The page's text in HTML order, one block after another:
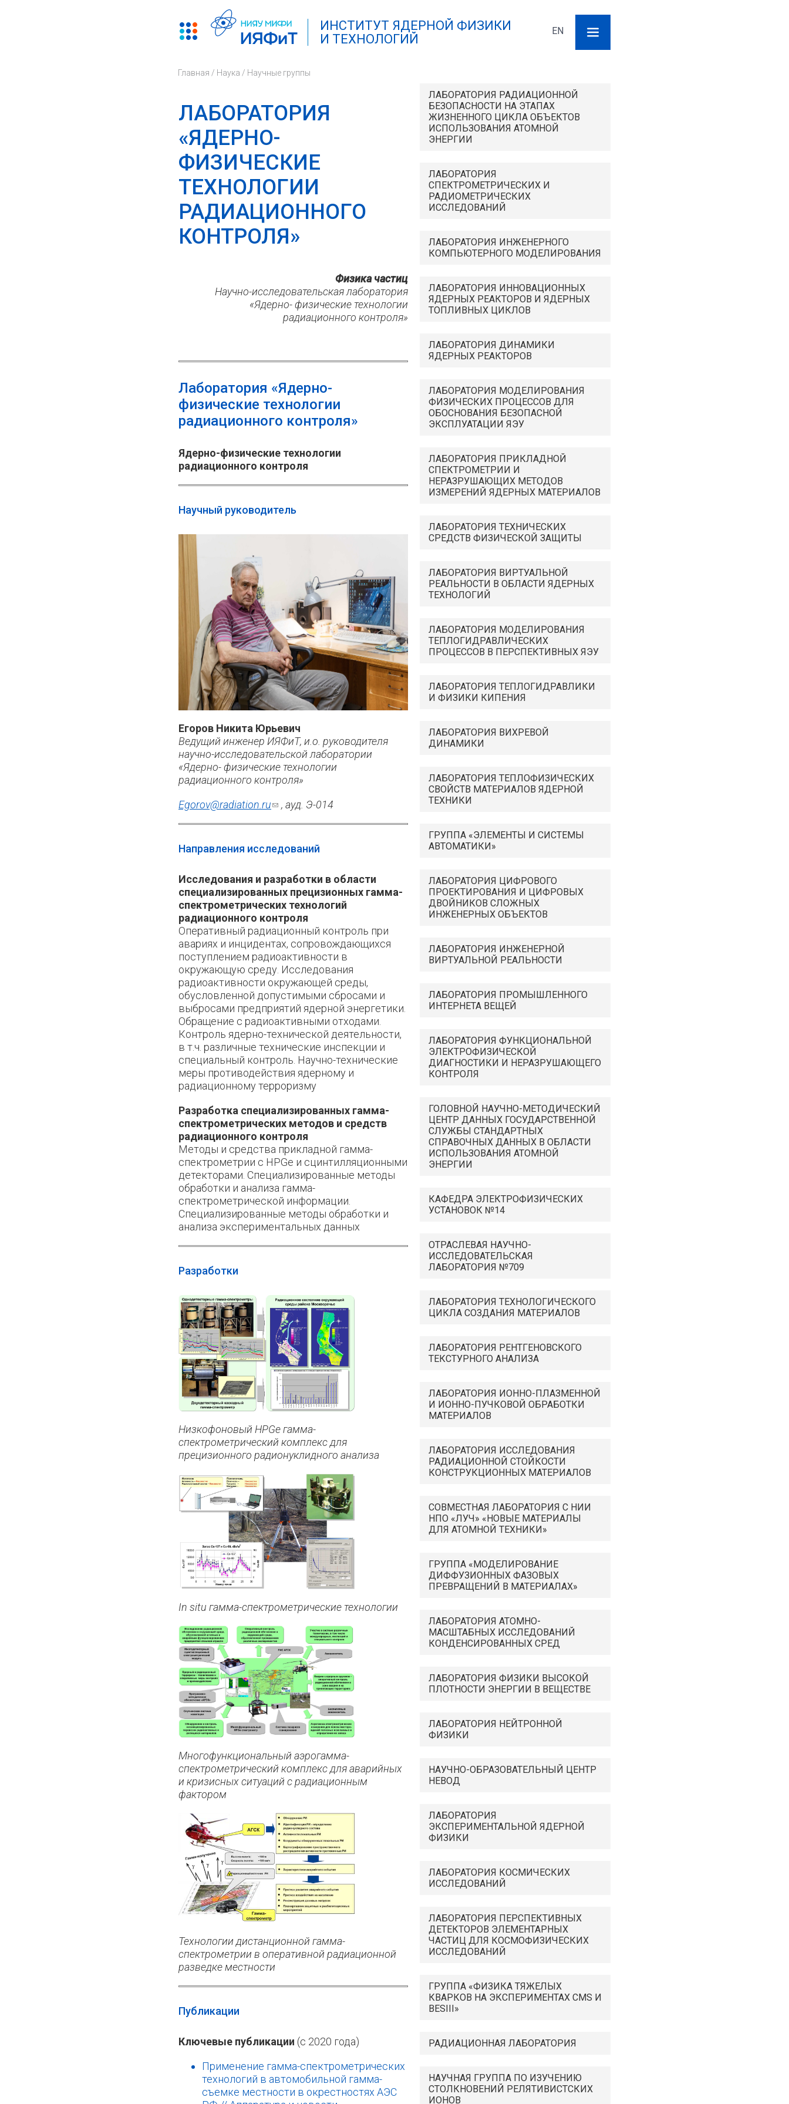
ИНСТИТУТ ЯДЕРНОЙ ФИЗИКИ
И ТЕХНОЛОГИЙ
EN
Главная / Наука / Научные группы
ЛАБОРАТОРИЯ РАДИАЦИОННОЙ
БЕЗОПАСНОСТИ НА ЭТАПАХ
ЖИЗНЕННОГО ЦИКЛА ОБЪЕКТОВ
ИСПОЛЬЗОВАНИЯ АТОМНОЙ
ЭНЕРГИИ
ЛАБОРАТОРИЯ
СПЕКТРОМЕТРИЧЕСКИХ И
РАДИОМЕТРИЧЕСКИХ
ИССЛЕДОВАНИЙ
ЛАБОРАТОРИЯ ИНЖЕНЕРНОГО
КОМПЬЮТЕРНОГО МОДЕЛИРОВАНИЯ
ЛАБОРАТОРИЯ ИННОВАЦИОННЫХ
ЯДЕРНЫХ РЕАКТОРОВ И ЯДЕРНЫХ
ТОПЛИВНЫХ ЦИКЛОВ
ЛАБОРАТОРИЯ ДИНАМИКИ
ЯДЕРНЫХ РЕАКТОРОВ
ЛАБОРАТОРИЯ МОДЕЛИРОВАНИЯ
ФИЗИЧЕСКИХ ПРОЦЕССОВ ДЛЯ
ОБОСНОВАНИЯ БЕЗОПАСНОЙ
ЭКСПЛУАТАЦИИ ЯЭУ
ЛАБОРАТОРИЯ ПРИКЛАДНОЙ
СПЕКТРОМЕТРИИ И
НЕРАЗРУШАЮЩИХ МЕТОДОВ
ИЗМЕРЕНИЙ ЯДЕРНЫХ МАТЕРИАЛОВ
ЛАБОРАТОРИЯ ТЕХНИЧЕСКИХ
СРЕДСТВ ФИЗИЧЕСКОЙ ЗАЩИТЫ
ЛАБОРАТОРИЯ ВИРТУАЛЬНОЙ
РЕАЛЬНОСТИ В ОБЛАСТИ ЯДЕРНЫХ
ТЕХНОЛОГИЙ
ЛАБОРАТОРИЯ МОДЕЛИРОВАНИЯ
ТЕПЛОГИДРАВЛИЧЕСКИХ
ПРОЦЕССОВ В ПЕРСПЕКТИВНЫХ ЯЭУ
ЛАБОРАТОРИЯ ТЕПЛОГИДРАВЛИКИ
И ФИЗИКИ КИПЕНИЯ
ЛАБОРАТОРИЯ ВИХРЕВОЙ
ДИНАМИКИ
ЛАБОРАТОРИЯ ТЕПЛОФИЗИЧЕСКИХ
СВОЙСТВ МАТЕРИАЛОВ ЯДЕРНОЙ
ТЕХНИКИ
ГРУППА «ЭЛЕМЕНТЫ И СИСТЕМЫ
АВТОМАТИКИ»
ЛАБОРАТОРИЯ ЦИФРОВОГО
ПРОЕКТИРОВАНИЯ И ЦИФРОВЫХ
ДВОЙНИКОВ СЛОЖНЫХ
ИНЖЕНЕРНЫХ ОБЪЕКТОВ
ЛАБОРАТОРИЯ ИНЖЕНЕРНОЙ
ВИРТУАЛЬНОЙ РЕАЛЬНОСТИ
ЛАБОРАТОРИЯ ПРОМЫШЛЕННОГО
ИНТЕРНЕТА ВЕЩЕЙ
ЛАБОРАТОРИЯ ФУНКЦИОНАЛЬНОЙ
ЭЛЕКТРОФИЗИЧЕСКОЙ
ДИАГНОСТИКИ И НЕРАЗРУШАЮЩЕГО
КОНТРОЛЯ
ГОЛОВНОЙ НАУЧНО-МЕТОДИЧЕСКИЙ
ЦЕНТР ДАННЫХ ГОСУДАРСТВЕННОЙ
СЛУЖБЫ СТАНДАРТНЫХ
СПРАВОЧНЫХ ДАННЫХ В ОБЛАСТИ
ИСПОЛЬЗОВАНИЯ АТОМНОЙ
ЭНЕРГИИ
КАФЕДРА ЭЛЕКТРОФИЗИЧЕСКИХ
УСТАНОВОК №14
ОТРАСЛЕВАЯ НАУЧНО-
ИССЛЕДОВАТЕЛЬСКАЯ
ЛАБОРАТОРИЯ №709
ЛАБОРАТОРИЯ ТЕХНОЛОГИЧЕСКОГО
ЦИКЛА СОЗДАНИЯ МАТЕРИАЛОВ
ЛАБОРАТОРИЯ РЕНТГЕНОВСКОГО
ТЕКСТУРНОГО АНАЛИЗА
ЛАБОРАТОРИЯ ИОННО-ПЛАЗМЕННОЙ
И ИОННО-ПУЧКОВОЙ ОБРАБОТКИ
МАТЕРИАЛОВ
ЛАБОРАТОРИЯ ИССЛЕДОВАНИЯ
РАДИАЦИОННОЙ СТОЙКОСТИ
КОНСТРУКЦИОННЫХ МАТЕРИАЛОВ
СОВМЕСТНАЯ ЛАБОРАТОРИЯ С НИИ
НПО «ЛУЧ» «НОВЫЕ МАТЕРИАЛЫ
ДЛЯ АТОМНОЙ ТЕХНИКИ»
ГРУППА «МОДЕЛИРОВАНИЕ
ДИФФУЗИОННЫХ ФАЗОВЫХ
ПРЕВРАЩЕНИЙ В МАТЕРИАЛАХ»
ЛАБОРАТОРИЯ АТОМНО-
МАСШТАБНЫХ ИССЛЕДОВАНИЙ
КОНДЕНСИРОВАННЫХ СРЕД
ЛАБОРАТОРИЯ ФИЗИКИ ВЫСОКОЙ
ПЛОТНОСТИ ЭНЕРГИИ В ВЕЩЕСТВЕ
ЛАБОРАТОРИЯ НЕЙТРОННОЙ
ФИЗИКИ
НАУЧНО-ОБРАЗОВАТЕЛЬНЫЙ ЦЕНТР
НЕВОД
ЛАБОРАТОРИЯ
ЭКСПЕРИМЕНТАЛЬНОЙ ЯДЕРНОЙ
ФИЗИКИ
ЛАБОРАТОРИЯ КОСМИЧЕСКИХ
ИССЛЕДОВАНИЙ
ЛАБОРАТОРИЯ ПЕРСПЕКТИВНЫХ
ДЕТЕКТОРОВ ЭЛЕМЕНТАРНЫХ
ЧАСТИЦ ДЛЯ КОСМОФИЗИЧЕСКИХ
ИССЛЕДОВАНИЙ
ГРУППА «ФИЗИКА ТЯЖЕЛЫХ
КВАРКОВ НА ЭКСПЕРИМЕНТАХ CMS И
BESIII»
РАДИАЦИОННАЯ ЛАБОРАТОРИЯ
НАУЧНАЯ ГРУППА ПО ИЗУЧЕНИЮ
СТОЛКНОВЕНИЙ РЕЛЯТИВИСТСКИХ
ИОНОВ
ЛАБОРАТОРИЯ
«ЯДЕРНО-
ФИЗИЧЕСКИЕ
ТЕХНОЛОГИИ
РАДИАЦИОННОГО
КОНТРОЛЯ»
Физика частиц
Научно-исследовательская лаборатория
«Ядерно- физические технологии
радиационного контроля»
Лаборатория «Ядерно-
физические технологии
радиационного контроля»
Ядерно-физические технологии
радиационного контроля
Научный руководитель
Егоров Никита Юрьевич
Ведущий инженер ИЯФиТ, и.о. руководителя
научно-исследовательской лаборатории
«Ядерно- физические технологии
радиационного контроля»
Egorov@radiation.ru(ссылка для отправки email)
, ауд. Э-014
Направления исследований
Исследования и разработки в области
специализированных прецизионных гамма-
спектрометрических технологий
радиационного контроля
Оперативный радиационный контроль при
авариях и инцидентах, сопровождающихся
поступлением радиоактивности в
окружающую среду. Исследования
радиоактивности окружающей среды,
обусловленной допустимыми сбросами и
выбросами предприятий ядерной энергетики.
Обращение с радиоактивными отходами.
Контроль ядерно-технической деятельности,
в т.ч. различные технические инспекции и
специальный контроль. Научно-технические
меры противодействия ядерному и
радиационному терроризму
Разработка специализированных гамма-
спектрометрических методов и средств
радиационного контроля
Методы и средства прикладной гамма-
спектрометрии с HPGe и сцинтилляционными
детекторами. Специализированные методы
обработки и анализа гамма-
спектрометрической информации.
Специализированные методы обработки и
анализа экспериментальных данных
Разработки
Низкофоновый HPGe гамма-
спектрометрический комплекс для
прецизионного радионуклидного анализа
In situ гамма-спектрометрические технологии
Многофункциональный аэрогамма-
спектрометрический комплекс для аварийных
и кризисных ситуаций с радиационным
фактором
Технологии дистанционной гамма-
спектрометрии в оперативной радиационной
разведке местности
Публикации
Ключевые публикации (с 2020 года)
Применение гамма-спектрометрических
технологий в автомобильной гамма-
съемке местности в окрестностях АЭС